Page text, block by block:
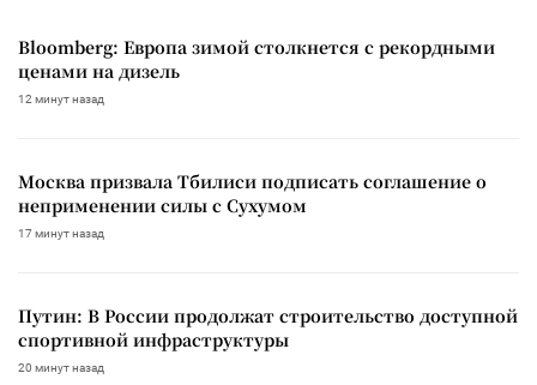
Bloomberg: Европа зимой столкнется с рекордными
ценами на дизель
12 минут назад
Москва призвала Тбилиси подписать соглашение о
неприменении силы с Сухумом
17 минут назад
Путин: В России продолжат строительство доступной
спортивной инфраструктуры
20 минут назад